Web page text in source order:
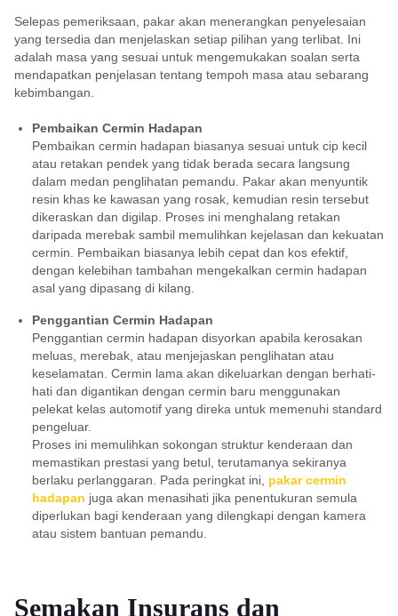
Selepas pemeriksaan, pakar akan menerangkan penyelesaian
yang tersedia dan menjelaskan setiap pilihan yang terlibat. Ini
adalah masa yang sesuai untuk mengemukakan soalan serta
mendapatkan penjelasan tentang tempoh masa atau sebarang
kebimbangan.
Pembaikan Cermin Hadapan
Pembaikan cermin hadapan biasanya sesuai untuk cip kecil
atau retakan pendek yang tidak berada secara langsung
dalam medan penglihatan pemandu. Pakar akan menyuntik
resin khas ke kawasan yang rosak, kemudian resin tersebut
dikeraskan dan digilap. Proses ini menghalang retakan
daripada merebak sambil memulihkan kejelasan dan kekuatan
cermin. Pembaikan biasanya lebih cepat dan kos efektif,
dengan kelebihan tambahan mengekalkan cermin hadapan
asal yang dipasang di kilang.
Penggantian Cermin Hadapan
Penggantian cermin hadapan disyorkan apabila kerosakan
meluas, merebak, atau menjejaskan penglihatan atau
keselamatan. Cermin lama akan dikeluarkan dengan berhati-
hati dan digantikan dengan cermin baru menggunakan
pelekat kelas automotif yang direka untuk memenuhi standard
pengeluar.
Proses ini memulihkan sokongan struktur kenderaan dan
memastikan prestasi yang betul, terutamanya sekiranya
berlaku perlanggaran. Pada peringkat ini, pakar cermin
hadapan juga akan menasihati jika penentukuran semula
diperlukan bagi kenderaan yang dilengkapi dengan kamera
atau sistem bantuan pemandu.
Semakan Insurans dan